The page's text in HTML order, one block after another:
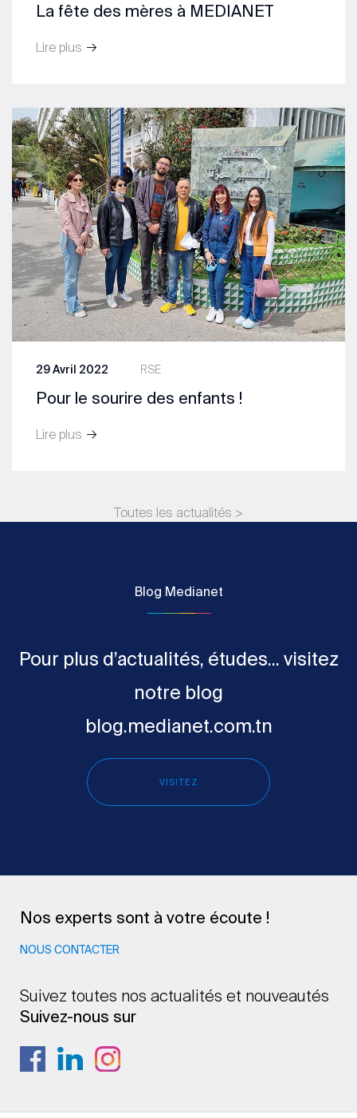
La fête des mères à MEDIANET
Lire plus
RSE
29 Avril 2022
Pour le sourire des enfants !
Lire plus
Toutes les actualités >
Blog Medianet
Pour plus d’actualités, études... visitez
notre blog
blog.medianet.com.tn
VISITEZ
Nos experts sont à votre écoute !
NOUS CONTACTER
Suivez toutes nos actualités et nouveautés
Suivez-nous sur